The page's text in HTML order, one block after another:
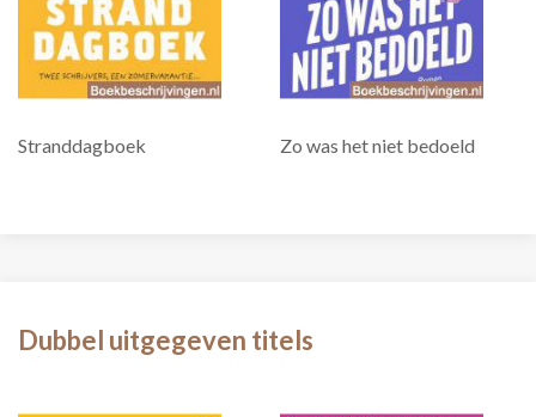
Stranddagboek Zo was het niet bedoeld
Dubbel uitgegeven titels